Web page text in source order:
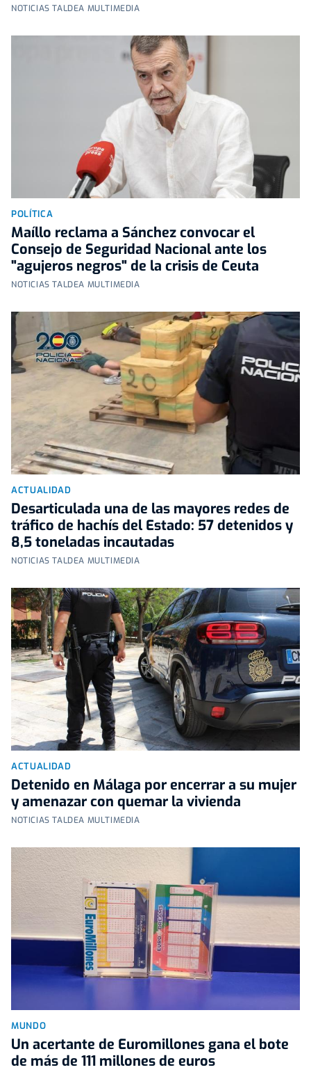
NOTICIAS TALDEA MULTIMEDIA
POLÍTICA
Maíllo reclama a Sánchez convocar el
Consejo de Seguridad Nacional ante los
"agujeros negros" de la crisis de Ceuta
NOTICIAS TALDEA MULTIMEDIA
ACTUALIDAD
Desarticulada una de las mayores redes de
tráfico de hachís del Estado: 57 detenidos y
8,5 toneladas incautadas
NOTICIAS TALDEA MULTIMEDIA
ACTUALIDAD
Detenido en Málaga por encerrar a su mujer
y amenazar con quemar la vivienda
NOTICIAS TALDEA MULTIMEDIA
MUNDO
Un acertante de Euromillones gana el bote
de más de 111 millones de euros